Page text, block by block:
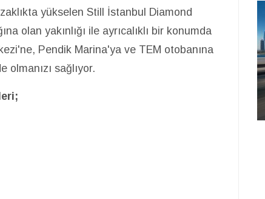
yükselen Still İstanbul Diamond
olan yakınlığı ile ayrıcalıklı bir konumda
Pendik Marina'ya ve TEM otobanına
olmanızı sağlıyor.